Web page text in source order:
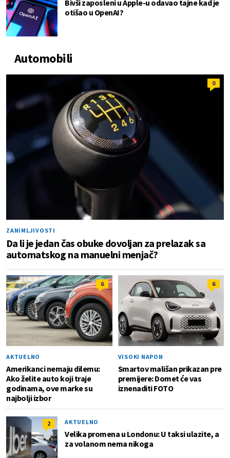
Bivši zaposleni u Apple-u odavao tajne kad je
otišao u OpenAI?
Automobili
0
ZANIMLJIVOSTI
Da li je jedan čas obuke dovoljan za prelazak sa
automatskog na manuelni menjač?
6
AKTUELNO
Amerikanci nemaju dilemu:
Ako želite auto koji traje
godinama, ove marke su
najbolji izbor
6
VISOKI NAPON
Smartov mališan prikazan pre
premijere: Domet će vas
iznenaditi FOTO
2 AKTUELNO
Velika promena u Londonu: U taksi ulazite, a
za volanom nema nikoga